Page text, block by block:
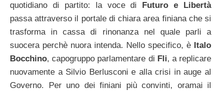
quotidiano di partito: la voce di Futuro e Libertà
passa attraverso il portale di chiara area finiana che si
trasforma in cassa di rinonanza nel quale parli a
suocera perchè nuora intenda. Nello specifico, è Italo
Bocchino, capogruppo parlamentare di Fli, a replicare
nuovamente a Silvio Berlusconi e alla crisi in auge al
Governo. Per uno dei finiani più convinti, oramai il